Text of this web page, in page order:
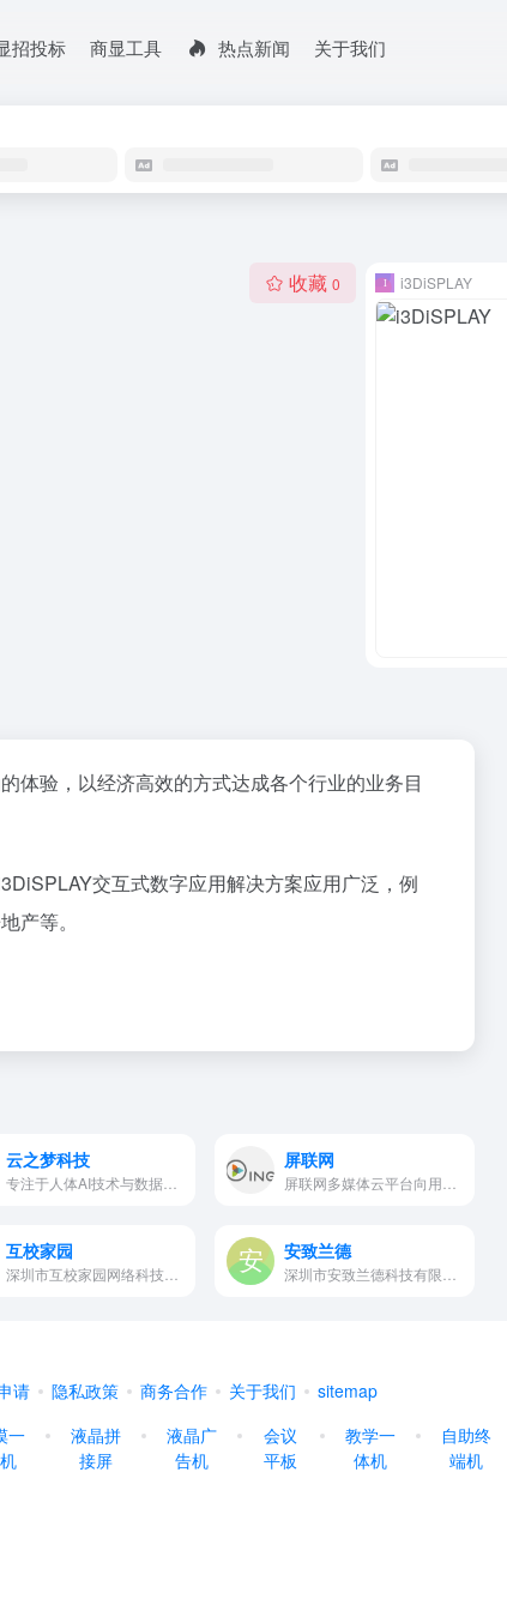
招投标 商显工具 热点新闻 关于我们
收藏 0 i3DiSPLAY
体验，以经济高效的方式达成各个行业的业务目
交互式数字应用解决方案应用广泛，例
产等。
云之梦科技
专注于人体AI技术与数据科学研…
屏联网
互校家园 安致兰德
请 隐私政策 商务合作 关于我们
sitemap
一
液晶拼
接屏
液晶广
告机
会议
平板
教学一
体机
自助终
端机